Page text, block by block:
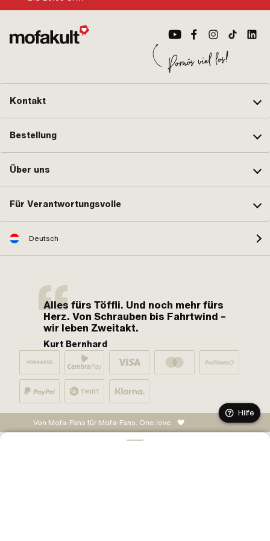
Kontakt
Bestellung
Über uns
Für Verantwortungsvolle
Deutsch
Alles fürs Töffli. Und noch mehr fürs
Herz. Von Schrauben bis Fahrtwind –
wir leben Zweitakt.
Kurt Bernhard
Von Mofa-Fans für Mofa-Fans. One love.
Hilfe